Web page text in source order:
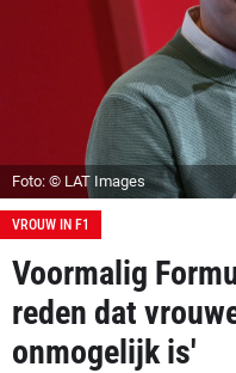
Foto: © LAT Images
VROUW IN F1
Voormalig
reden dat
onmogelijk is'